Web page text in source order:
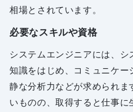
相場とされています。
必要なスキルや資格
システムエンジニアには、
知識をはじめ、コミュニケ
静な分析力などが求められ
いものの、取得すると仕事